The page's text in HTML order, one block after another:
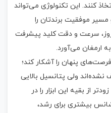
کنند. این تکنولوژی می‌تواند
مسیر موفقیت برندتان را
سرعت و دقت کلید پیشرفت
ارمغان می‌آورد.
پنهان را آشکار کند؛
نشده‌اند ولی پتانسیل بالایی
از بقیه این ابزار را در
شانس بیشتری برای رشد،